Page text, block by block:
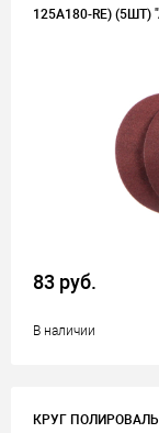
125A180-RE) (5ШТ)
83 руб.
В наличии
КРУГ